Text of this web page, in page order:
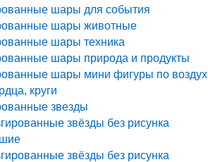
шары для события
шары животные
шары техника
шары природа и продукты
шары мини фигуры по воздух
круги
звезды
звёзды без рисунка
звёзды без рисунка